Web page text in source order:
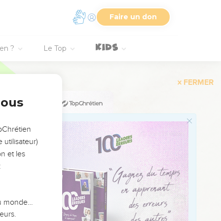
Faire un don
? Le Top
c’est un frère
je serai bientôt avec
utilisateur)
et les
monde…